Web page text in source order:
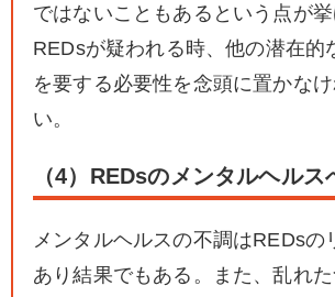
ではないこともあるという点が挙
REDsが疑われる時、他の潜在的
を要する必要性を念頭に置かな
い。
（4）REDsのメンタルヘルス
メンタルヘルスの不調はREDsの
あり結果でもある。また、乱れ